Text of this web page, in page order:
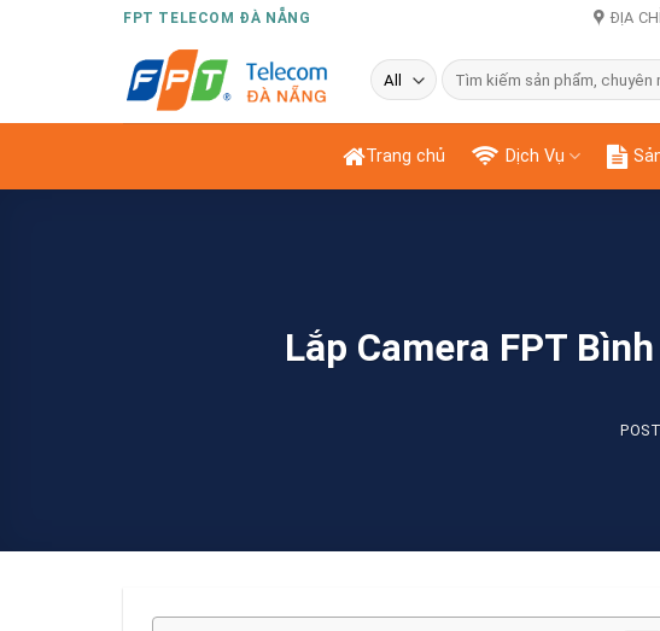
FPT TELECOM ĐÀ NẴNG ĐỊA CHỈ
Tìm
kiếm:
Trang chủ Dịch Vụ
Lắp Camera FPT